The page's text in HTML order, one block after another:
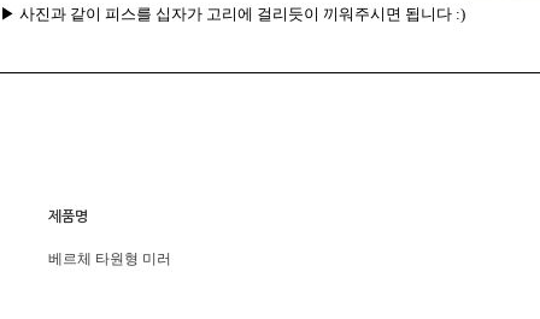
▶ 사진과 같이 피스를 십자가 고리에 걸리듯이 끼워주시면 됩니다 :)
제품명
베르체 타원형 미러